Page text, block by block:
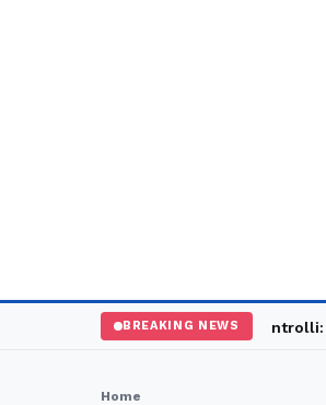
BREAKING NEWS
Palermo, maxi controlli:
Home